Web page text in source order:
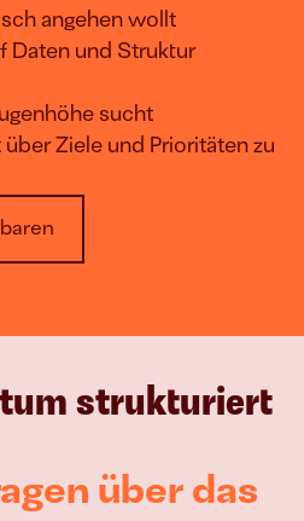
angehen wollt
Daten und Struktur
sucht
Ziele und Prioritäten zu
strukturiert
über das